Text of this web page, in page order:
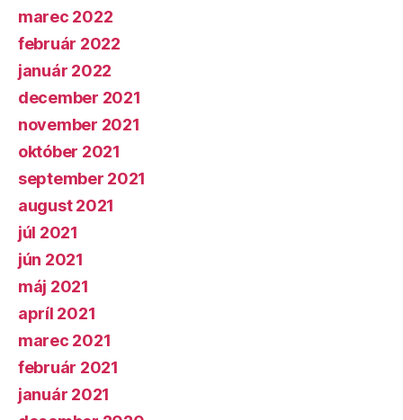
marec 2022
február 2022
január 2022
december 2021
november 2021
október 2021
september 2021
august 2021
júl 2021
jún 2021
máj 2021
apríl 2021
marec 2021
február 2021
január 2021